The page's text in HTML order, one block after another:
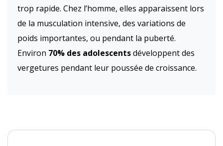
trop rapide. Chez l’homme, elles apparaissent lors
de la musculation intensive, des variations de
poids importantes, ou pendant la puberté.
Environ 70% des adolescentsdéveloppent des
vergetures pendant leur poussée de croissance.